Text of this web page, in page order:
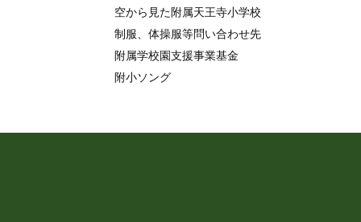
空から見た附属天王寺小学校
制服、体操服等問い合わせ先
附属学校園支援事業基金
附小ソング